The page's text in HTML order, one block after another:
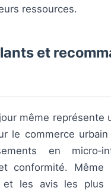
ressources.
et
même représente
le commerce
en
conformité. Même
et les avis les plus